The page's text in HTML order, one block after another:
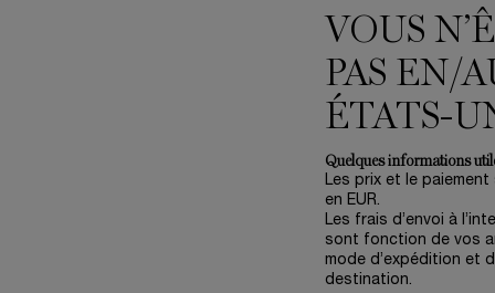
VOUS
PAS EN/
ÉTATS-
Quelques informations
Les prix et le
en EUR.
Les frais d’envoi à
sont fonction de vos
mode d’expédition et
destination.